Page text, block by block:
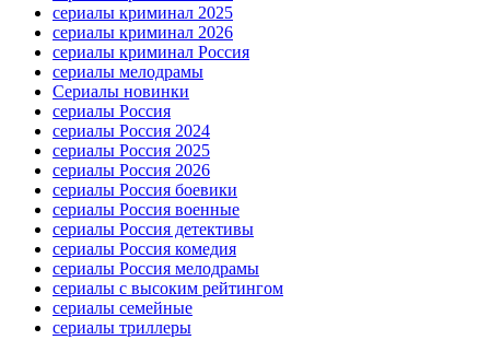
сериалы криминал 2025
сериалы криминал 2026
сериалы криминал Россия
сериалы мелодрамы
Сериалы новинки
сериалы Россия
сериалы Россия 2024
сериалы Россия 2025
сериалы Россия 2026
сериалы Россия боевики
сериалы Россия военные
сериалы Россия детективы
сериалы Россия комедия
сериалы Россия мелодрамы
сериалы с высоким рейтингом
сериалы семейные
сериалы триллеры